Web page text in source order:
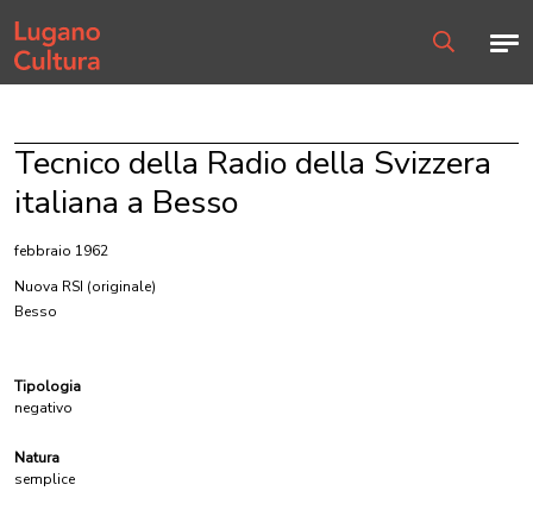
Home page
Tecnico della Radio della Svizzera
italiana a Besso
febbraio 1962
Nuova RSI (originale)
Besso
Tipologia
negativo
Natura
semplice